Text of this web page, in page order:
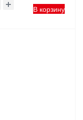
В корзину